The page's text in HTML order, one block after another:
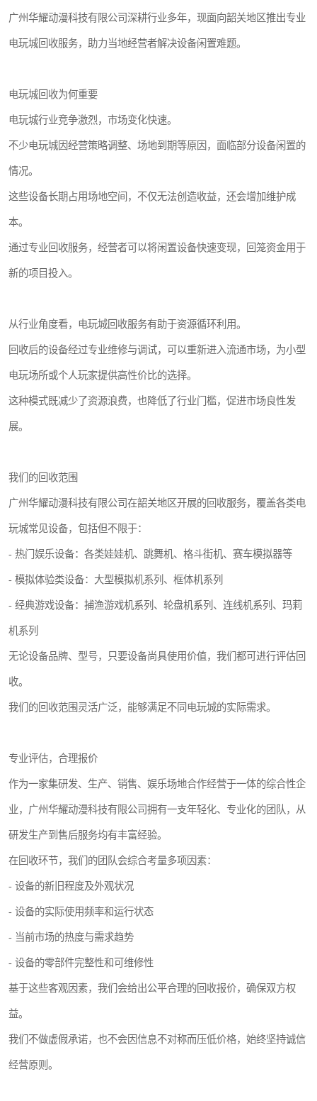
广州华耀动漫科技有限公司深耕行业多年，现面向韶关地区推出专业
电玩城回收服务，助力当地经营者解决设备闲置难题。
电玩城回收为何重要
电玩城行业竞争激烈，市场变化快速。
不少电玩城因经营策略调整、场地到期等原因，面临部分设备闲置的
情况。
这些设备长期占用场地空间，不仅无法创造收益，还会增加维护成
本。
通过专业回收服务，经营者可以将闲置设备快速变现，回笼资金用于
新的项目投入。
从行业角度看，电玩城回收服务有助于资源循环利用。
回收后的设备经过专业维修与调试，可以重新进入流通市场，为小型
电玩场所或个人玩家提供高性价比的选择。
这种模式既减少了资源浪费，也降低了行业门槛，促进市场良性发
展。
我们的回收范围
广州华耀动漫科技有限公司在韶关地区开展的回收服务，覆盖各类电
玩城常见设备，包括但不限于：
- 热门娱乐设备：各类娃娃机、跳舞机、格斗街机、赛车模拟器等
- 模拟体验类设备：大型模拟机系列、框体机系列
- 经典游戏设备：捕渔游戏机系列、轮盘机系列、连线机系列、玛莉
机系列
无论设备品牌、型号，只要设备尚具使用价值，我们都可进行评估回
收。
我们的回收范围灵活广泛，能够满足不同电玩城的实际需求。
专业评估，合理报价
作为一家集研发、生产、销售、娱乐场地合作经营于一体的综合性企
业，广州华耀动漫科技有限公司拥有一支年轻化、专业化的团队，从
研发生产到售后服务均有丰富经验。
在回收环节，我们的团队会综合考量多项因素：
- 设备的新旧程度及外观状况
- 设备的实际使用频率和运行状态
- 当前市场的热度与需求趋势
- 设备的零部件完整性和可维修性
基于这些客观因素，我们会给出公平合理的回收报价，确保双方权
益。
我们不做虚假承诺，也不会因信息不对称而压低价格，始终坚持诚信
经营原则。